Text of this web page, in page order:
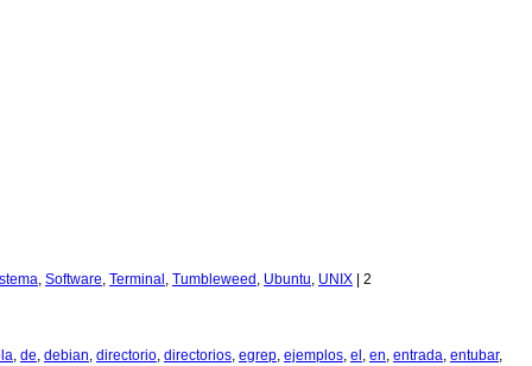
, Software, Terminal , Tumbleweed , Ubuntu, UNIX 2
, de, debian, directorio, directorios, egrep, ejemplos, el , en, entrada, entubar,